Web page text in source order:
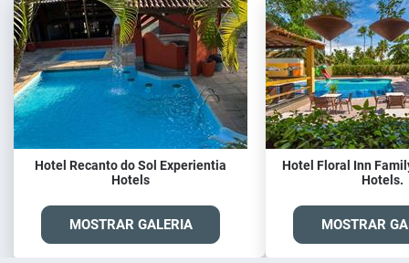
Hotel Recanto do Sol Experientia
Hotels
MOSTRAR GALERIA
Hotel Floral Inn
Hotels.
MOSTRAR